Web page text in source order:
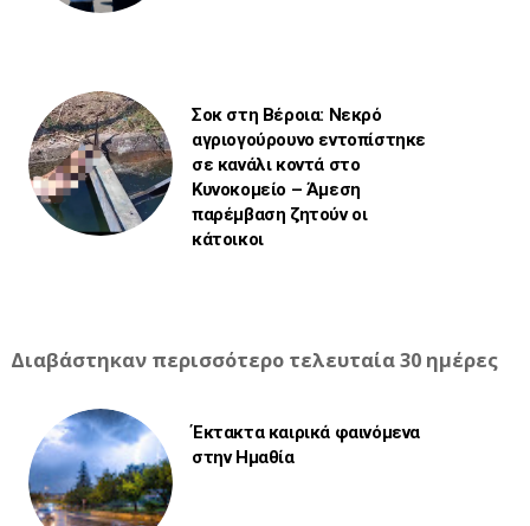
Σοκ στη Βέροια: Νεκρό
αγριογούρουνο εντοπίστηκε
σε κανάλι κοντά στο
Κυνοκομείο – Άμεση
παρέμβαση ζητούν οι
κάτοικοι
Διαβάστηκαν περισσότερο τελευταία 30 ημέρες
Έκτακτα καιρικά φαινόμενα
στην Ημαθία